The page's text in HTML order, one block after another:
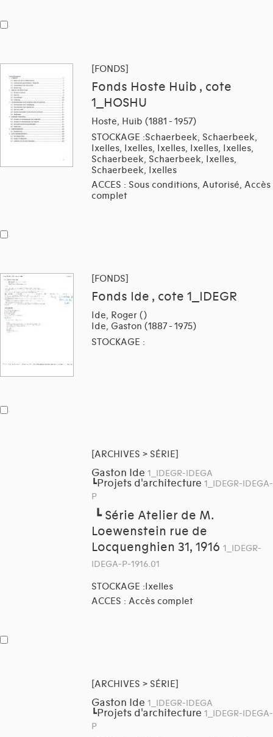
[FONDS]
Fonds Hoste Huib , cote
1_HOSHU
Hoste, Huib (1881 - 1957)
STOCKAGE :Schaerbeek, Schaerbeek,
Ixelles, Ixelles, Ixelles, Ixelles, Ixelles,
Schaerbeek, Schaerbeek, Ixelles,
Schaerbeek, Ixelles
ACCES : Sous conditions, Autorisé, Accès
complet
[FONDS]
Fonds Ide , cote 1_IDEGR
Ide, Roger ()
Ide, Gaston (1887 - 1975)
STOCKAGE :
[ARCHIVES > SÉRIE]
Gaston Ide 1_IDEGR-IDEGA
┗Projets d'architecture 1_IDEGR-IDEGA-
P
┗ Série Atelier de M.
Loewenstein rue de
Locquenghien 31, 1916 1_IDEGR-
IDEGA-P-1916.01
STOCKAGE :Ixelles
ACCES : Accès complet
[ARCHIVES > SÉRIE]
Gaston Ide 1_IDEGR-IDEGA
┗Projets d'architecture 1_IDEGR-IDEGA-
P